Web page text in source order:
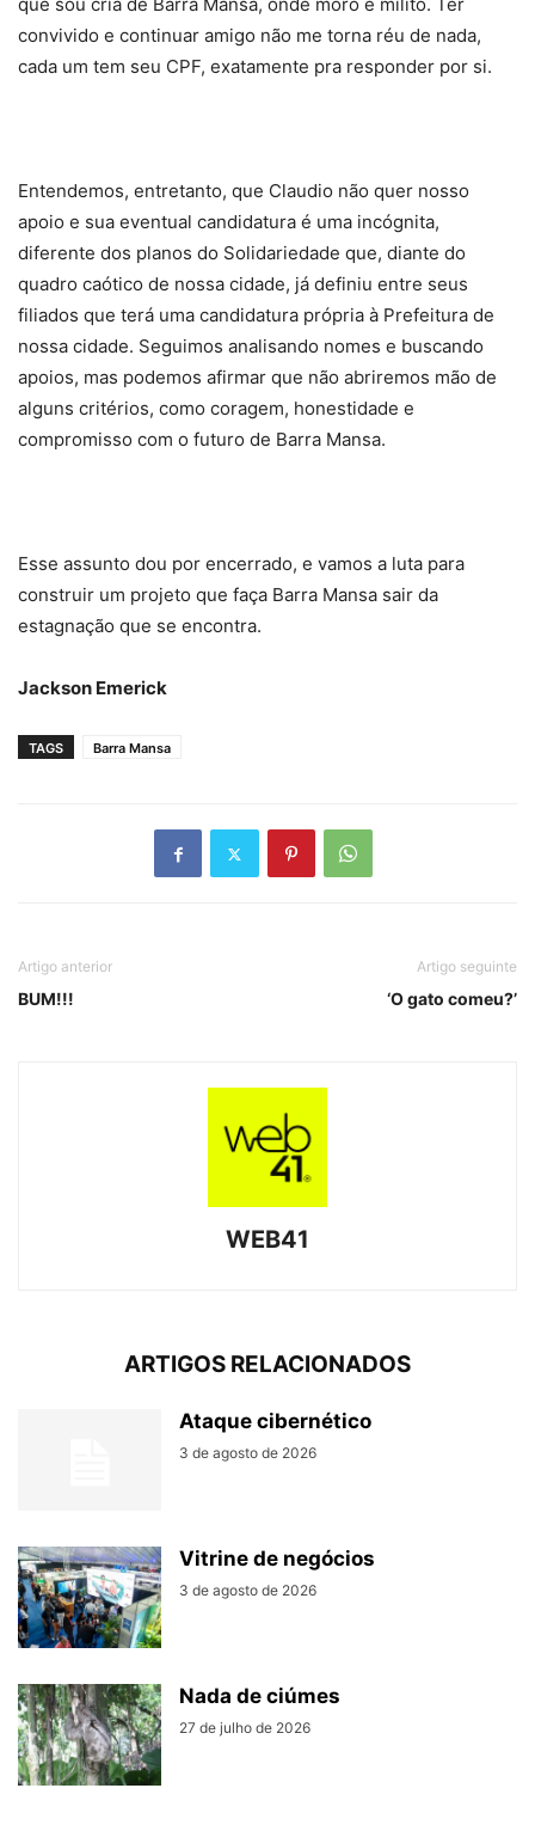
convivido e continuar amigo não me torna réu de nada,
cada um tem seu CPF, exatamente pra responder por si.
Entendemos, entretanto, que Claudio não quer nosso
apoio e sua eventual candidatura é uma incógnita,
diferente dos planos do Solidariedade que, diante do
quadro caótico de nossa cidade, já definiu entre seus
filiados que terá uma candidatura própria à Prefeitura de
nossa cidade. Seguimos analisando nomes e buscando
apoios, mas podemos afirmar que não abriremos mão de
alguns critérios, como coragem, honestidade e
compromisso com o futuro de Barra Mansa.
Esse assunto dou por encerrado, e vamos a luta para
construir um projeto que faça Barra Mansa sair da
estagnação que se encontra.
Jackson Emerick
TAGS Barra Mansa
Artigo anterior
BUM!!!
Artigo seguinte
‘O gato comeu?’
WEB41
ARTIGOS RELACIONADOS
Ataque cibernético
3 de agosto de 2026
Vitrine de negócios
3 de agosto de 2026
Nada de ciúmes
27 de julho de 2026